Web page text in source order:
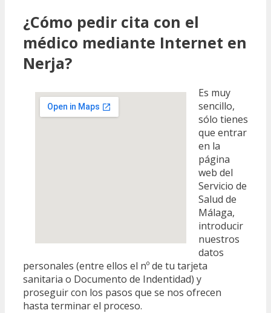
¿Cómo pedir cita con el
médico mediante Internet en
Nerja?
Es muy
sencillo,
sólo tienes
que entrar
en la
página
web del
Servicio de
Salud de
Málaga,
introducir
nuestros
datos
personales (entre ellos el nº de tu tarjeta
sanitaria o Documento de Indentidad) y
proseguir con los pasos que se nos ofrecen
hasta terminar el proceso.